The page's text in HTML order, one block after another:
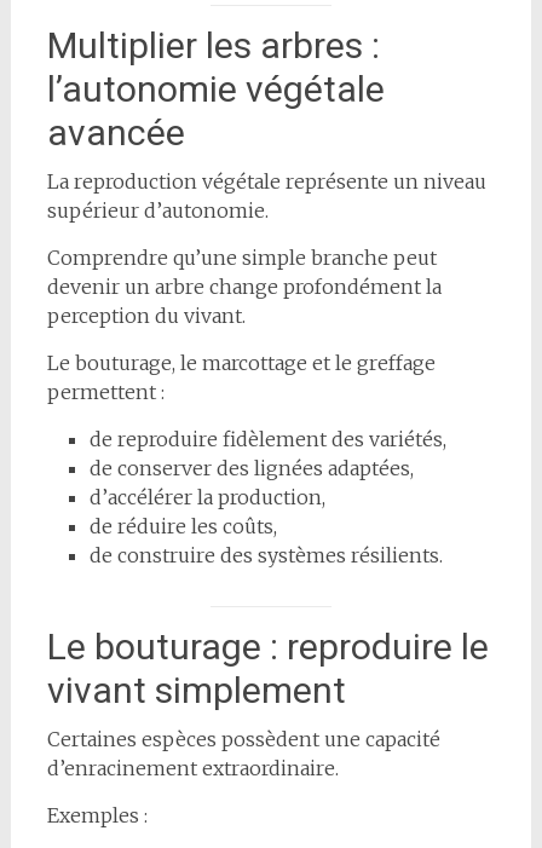
Multiplier les arbres :
l’autonomie végétale
avancée
La reproduction végétale représente un niveau
supérieur d’autonomie.
Comprendre qu’une simple branche peut
devenir un arbre change profondément la
perception du vivant.
Le bouturage, le marcottage et le greffage
permettent :
de reproduire fidèlement des variétés,
de conserver des lignées adaptées,
d’accélérer la production,
de réduire les coûts,
de construire des systèmes résilients.
Le bouturage : reproduire le
vivant simplement
Certaines espèces possèdent une capacité
d’enracinement extraordinaire.
Exemples :